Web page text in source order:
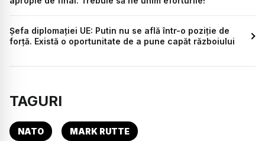
Șefa diplomației UE: Putin nu se află într-o poziție de
forță. Există o oportunitate de a pune capăt războiului
TAGURI
NATO MARK RUTTE